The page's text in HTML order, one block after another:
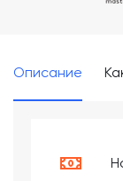
Описание